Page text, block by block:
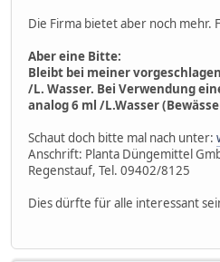
Die Firma bietet aber noch mehr.
Aber eine Bitte:
Bleibt bei meiner
/L. Wasser. Bei Verwendung
analog 6 ml /L.Wasser
Schaut doch bitte mal nach unter:
Anschrift: Planta Düngemittel
Regenstauf, Tel. 09402/8125
Dies dürfte für alle interessant